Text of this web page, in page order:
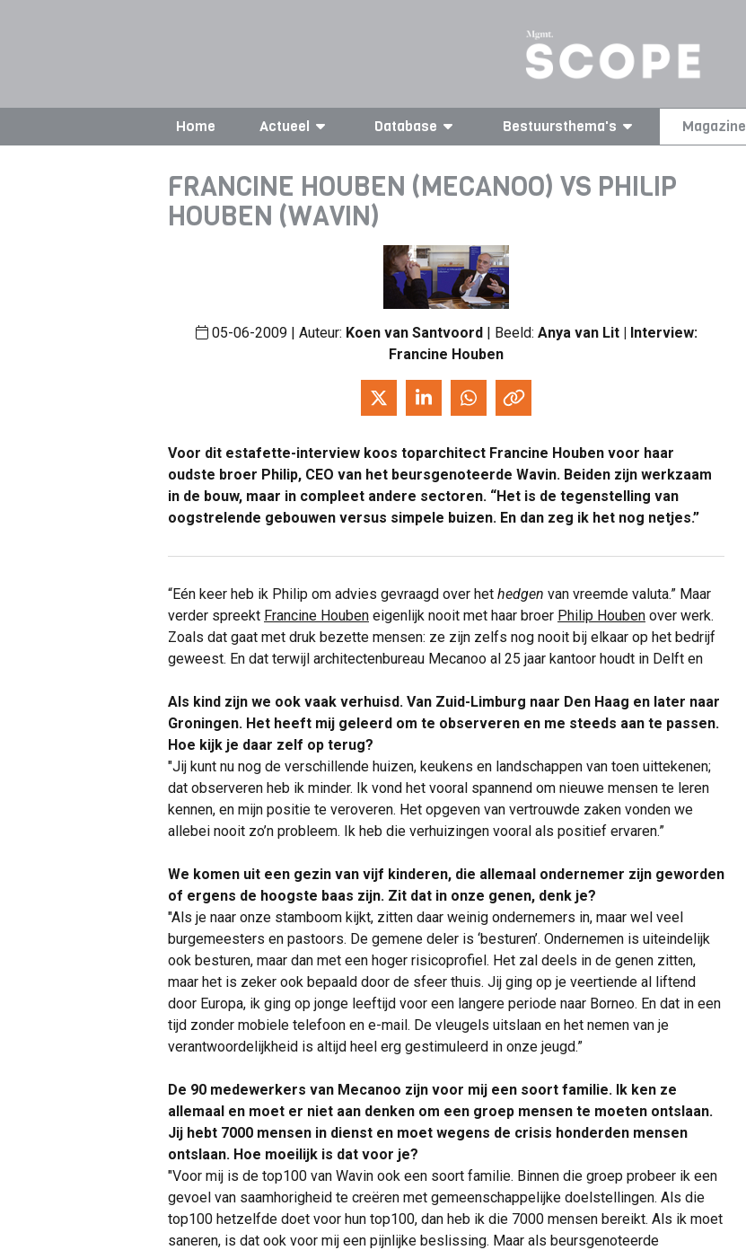
Home Actueel Database Bestuursthema's Magazine
FRANCINE HOUBEN (MECANOO) VS PHILIP
HOUBEN (WAVIN)
05-06-2009 | Auteur: Koen van Santvoord| Beeld: Anya van Lit | Interview:
Francine Houben
Voor dit estafette-interview koos toparchitect Francine Houben voor haar
oudste broer Philip, CEO van het beursgenoteerde Wavin. Beiden zijn werkzaam
in de bouw, maar in compleet andere sectoren. “Het is de tegenstelling van
oogstrelende gebouwen versus simpele buizen. En dan zeg ik het nog netjes.”
“Eén keer heb ik Philip om advies gevraagd over het hedgen van vreemde valuta.” Maar
verder spreekt Francine Houben eigenlijk nooit met haar broer Philip Houben over werk.
Zoals dat gaat met druk bezette mensen: ze zijn zelfs nog nooit bij elkaar op het bedrijf
geweest. En dat terwijl architectenbureau Mecanoo al 25 jaar kantoor houdt in Delft en
Als kind zijn we ook vaak verhuisd. Van Zuid-Limburg naar Den Haag en later naar
Groningen. Het heeft mij geleerd om te observeren en me steeds aan te passen.
Hoe kijk je daar zelf op terug?
"Jij kunt nu nog de verschillende huizen, keukens en landschappen van toen uittekenen;
dat observeren heb ik minder. Ik vond het vooral spannend om nieuwe mensen te leren
kennen, en mijn positie te veroveren. Het opgeven van vertrouwde zaken vonden we
allebei nooit zo’n probleem. Ik heb die verhuizingen vooral als positief ervaren.”
We komen uit een gezin van vijf kinderen, die allemaal ondernemer zijn geworden
of ergens de hoogste baas zijn. Zit dat in onze genen, denk je?
"Als je naar onze stamboom kijkt, zitten daar weinig ondernemers in, maar wel veel
burgemeesters en pastoors. De gemene deler is ‘besturen’. Ondernemen is uiteindelijk
ook besturen, maar dan met een hoger risicoprofiel. Het zal deels in de genen zitten,
maar het is zeker ook bepaald door de sfeer thuis. Jij ging op je veertiende al liftend
door Europa, ik ging op jonge leeftijd voor een langere periode naar Borneo. En dat in een
tijd zonder mobiele telefoon en e-mail. De vleugels uitslaan en het nemen van je
verantwoordelijkheid is altijd heel erg gestimuleerd in onze jeugd.”
De 90 medewerkers van Mecanoo zijn voor mij een soort familie. Ik ken ze
allemaal en moet er niet aan denken om een groep mensen te moeten ontslaan.
Jij hebt 7000 mensen in dienst en moet wegens de crisis honderden mensen
ontslaan. Hoe moeilijk is dat voor je?
"Voor mij is de top100 van Wavin ook een soort familie. Binnen die groep probeer ik een
gevoel van saamhorigheid te creëren met gemeenschappelijke doelstellingen. Als die
top100 hetzelfde doet voor hun top100, dan heb ik die 7000 mensen bereikt. Als ik moet
saneren, is dat ook voor mij een pijnlijke beslissing. Maar als beursgenoteerde